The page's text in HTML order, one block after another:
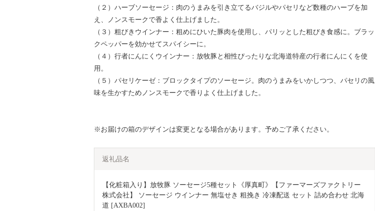
（２）ハーブソーセージ：肉のうまみを引き立てるバジルやパセリなど数種のハーブを加
え、ノンスモークで香よく仕上げました。
（３）粗びきウインナー：粗めにひいた豚肉を使用し、パリッとした粗びき食感に。ブラッ
クペッパーを効かせてスパイシーに。
（４）行者にんにくウインナー：放牧豚と相性ぴったりな北海道特産の行者にんにくを使
用。
（５）パセリケーゼ：ブロックタイプのソーセージ。肉のうまみをいかしつつ、パセリの風
味を生かすためノンスモークで香りよく仕上げました。
※お届けの箱のデザインは変更となる場合があります。予めご了承ください。
返礼品名
【化粧箱入り】放牧豚 ソーセージ5種セット《厚真町》【ファーマーズファクトリー
株式会社】 ソーセージ ウインナー 無塩せき 粗挽き 冷凍配送 セット 詰め合わせ 北海
道 [AXBA002]